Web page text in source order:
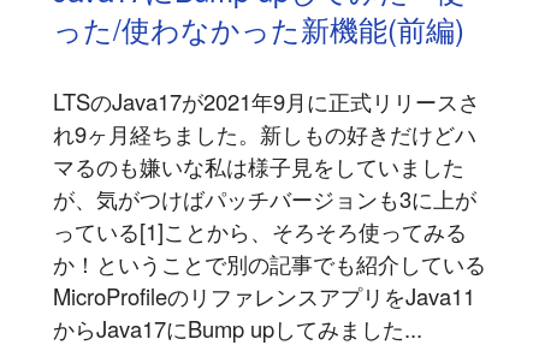
った/使わなかった新機能(前編)
LTSのJava17が2021年9月に正式リリースさ
れ9ヶ月経ちました。新しもの好きだけどハ
マるのも嫌いな私は様子見をしていました
が、気がつけばパッチバージョンも3に上が
っている[1]ことから、そろそろ使ってみる
か！ということで別の記事でも紹介している
MicroProfileのリファレンスアプリをJava11
からJava17にBump upしてみました...